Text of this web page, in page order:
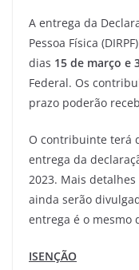
A entrega da
Pessoa Física
dias 15 de março e
Federal. Os
prazo poderão
O contribuinte terá
entrega da
2023. Mais
ainda serão
entrega é o mesmo
ISENÇÃO